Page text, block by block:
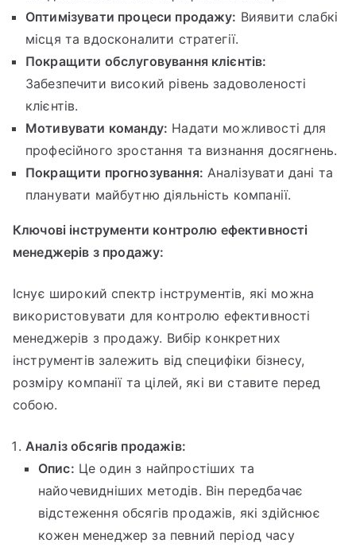
Оптимізувати процеси продажу: Виявити слабкі
місця та вдосконалити стратегії.
Покращити обслуговування клієнтів:
Забезпечити високий рівень задоволеності
клієнтів.
Мотивувати команду: Надати можливості для
професійного зростання та визнання досягнень.
Покращити прогнозування: Аналізувати дані та
планувати майбутню діяльність компанії.
Ключові інструменти контролю ефективності
менеджерів з продажу:
Існує широкий спектр інструментів, які можна
використовувати для контролю ефективності
менеджерів з продажу. Вибір конкретних
інструментів залежить від специфіки бізнесу,
розміру компанії та цілей, які ви ставите перед
собою.
Аналіз обсягів продажів:
Опис: Це один з найпростіших та
найочевидніших методів. Він передбачає
відстеження обсягів продажів, які здійснює
кожен менеджер за певний період часу